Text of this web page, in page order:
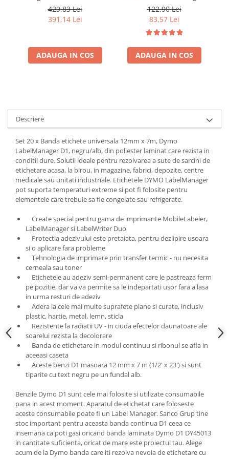
mm negru pe alb pentru
documente, bibliorafturi,
rafturi si organizare
429,83 Lei
391,14 Lei
ADAUGA IN COS
pe alb pentru
documente, bibliorafturi,
rafturi si organizare
generala S0720530
122,90 Lei
83,57 Lei
ADAUGA IN COS
Descriere
Set 20 x Banda etichete universala 12mm x 7m, Dymo
LabelManager D1, negru/alb, din poliester laminat care rezista in
conditii dure. Solutii ideale pentru rezolvarea a sute de sarcini de
etichetare acasa, la birou, in magazine, fabrici, depozite, centre
medicale sau unitati industriale. Etichetele DYMO LabelManager
pot suporta temperaturi extreme si pot fi folosite pentru
elementele care trebuie sa fie congelate sau refrigerate.
Create special pentru gama de imprimante MobileLabeler,
LabelManager si LabelWriter Duo
Protectia adezivului este pretaiata, pentru dezlipire usoara
si o aplicare fara probleme
Tehnologia de imprimare prin transfer termic - nu necesita
cerneala sau toner
Etichetele au adeziv semi-permanent care le pastreaza ferm
pe pozitie, dar va va permite sa le indepartati usor fara a lasa
in urma resturi de adeziv
Adera la cele mai multe suprafete plane si curate, inclusiv
plastic, hartie, metal, lemn, sticla
Rezistente la radiatii UV - in ciuda efectelor daunatoare ale
soarelui rezista la decolorare
Banda de etichetare in modul continuu si ribonul se afla in
aceeasi caseta
Aceste benzi D1 masoara 12 mm x 7 m (1/2' x 23') si sunt
tiparite cu text negru pe un fundal alb.
Benzile Dymo D1 sunt cele mai folosite si utilizate consumabile
pana in acest moment. Aparatul de etichetat care foloseste
aceste consumabile poate fi un Label Manager. Sanco Grup tine
stoc important pentru aceasta banda continua D1 ceea ce
insemana ca poti gasi oricand banda laminata Dymo D1 DY45013
in cantitate suficienta, oricat de mare este proiectul tau. Alege
acum de la Dymo banda care iti rezolva nevoia de etichetare cu